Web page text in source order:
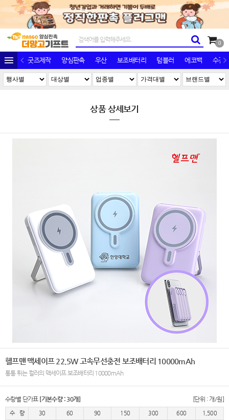
0
굿즈제작 양심판촉 우산 보조배터리 텀블러 에코백 수건/
상품 상세보기
헬프맨 맥세이프 22.5W 고속무선충전 보조배터리 10000mAh
통통 튀는 컬러의 맥세이프 보조배터리 10000mAh
수량별 단가표 [기본수량 : 30개] [단위 : 개/원]
수 량 30 60 90 150 300 600
1,500